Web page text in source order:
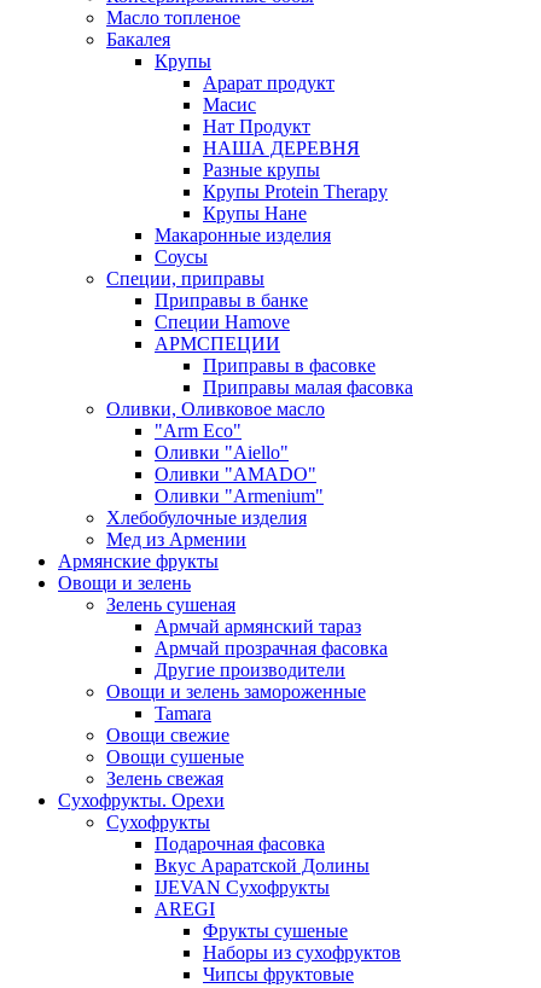
Масло топленое
Бакалея
Крупы
Арарат продукт
Масис
Нат Продукт
НАША ДЕРЕВНЯ
Разные крупы
Крупы Protein Therapy
Крупы Нане
Макаронные изделия
Соусы
Специи, приправы
Приправы в банке
Специи Hamove
АРМСПЕЦИИ
Приправы в фасовке
Приправы малая фасовка
Оливки, Оливковое масло
"Arm Eco"
Оливки "Aiello"
Оливки "AMADO"
Оливки "Armenium"
Хлебобулочные изделия
Мед из Армении
Армянские фрукты
Овощи и зелень
Зелень сушеная
Армчай армянский тараз
Армчай прозрачная фасовка
Другие производители
Овощи и зелень замороженные
Tamara
Овощи свежие
Овощи сушеные
Зелень свежая
Сухофрукты. Орехи
Сухофрукты
Подарочная фасовка
Вкус Араратской Долины
IJEVAN Сухофрукты
AREGI
Фрукты сушеные
Наборы из сухофруктов
Чипсы фруктовые